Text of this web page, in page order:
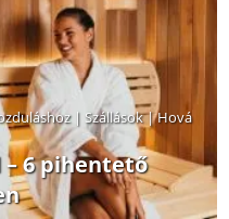
| Szállások|Hová
– 6 pihentető